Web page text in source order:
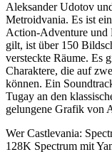
Aleksander Udotov
Metroidvania. Es ist
Action-Adventure und
gilt, ist über 150
versteckte Räume. Es
Charaktere, die auf
können. Ein
Tugay an den
gelungene Grafik von
Wer Castlevania:
128K Spectrum mit